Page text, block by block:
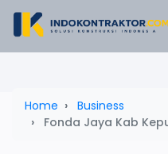
Home
Business
Fonda Jaya Kab